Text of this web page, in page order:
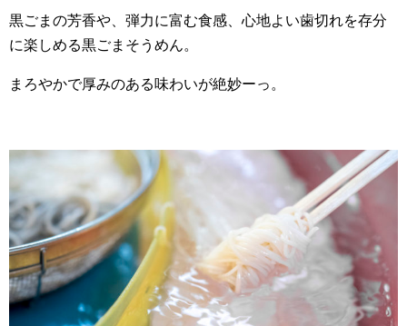
黒ごまの芳香や、弾力に富む食感、心地よい歯切れを存分
に楽しめる黒ごまそうめん。
まろやかで厚みのある味わいが絶妙ーっ。